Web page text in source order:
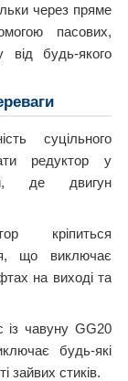
через пряме
пасових,
будь-якого
суцільного
редуктор у
де двигун
кріпиться
що виключає
на виході та
із чавуну GG20
будь-які
зайвих стиків.